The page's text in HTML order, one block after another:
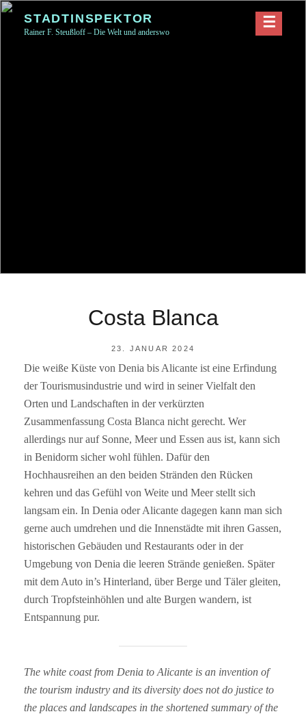
Skip
STADTINSPEKTOR
Rainer F. Steußloff – Die Welt und anderswo
Costa Blanca
POSTED
23. JANUAR 2024
BY
R
A
N
E
S
Die weiße Küste von Denia bis Alicante ist eine Erfindung
der Tourismusindustrie und wird in seiner Vielfalt den
Orten und Landschaften in der verkürzten
Zusammenfassung Costa Blanca nicht gerecht. Wer
allerdings nur auf Sonne, Meer und Essen aus ist, kann sich
in Benidorm sicher wohl fühlen. Dafür den
Hochhausreihen an den beiden Stränden den Rücken
kehren und das Gefühl von Weite und Meer stellt sich
langsam ein. In Denia oder Alicante dagegen kann man sich
gerne auch umdrehen und die Innenstädte mit ihren Gassen,
historischen Gebäuden und Restaurants oder in der
Umgebung von Denia die leeren Strände genießen. Später
mit dem Auto in’s Hinterland, über Berge und Täler gleiten,
durch Tropfsteinhöhlen und alte Burgen wandern, ist
Entspannung pur.
The white coast from Denia to Alicante is an invention of
the tourism industry and its diversity does not do justice to
the places and landscapes in the shortened summary of the